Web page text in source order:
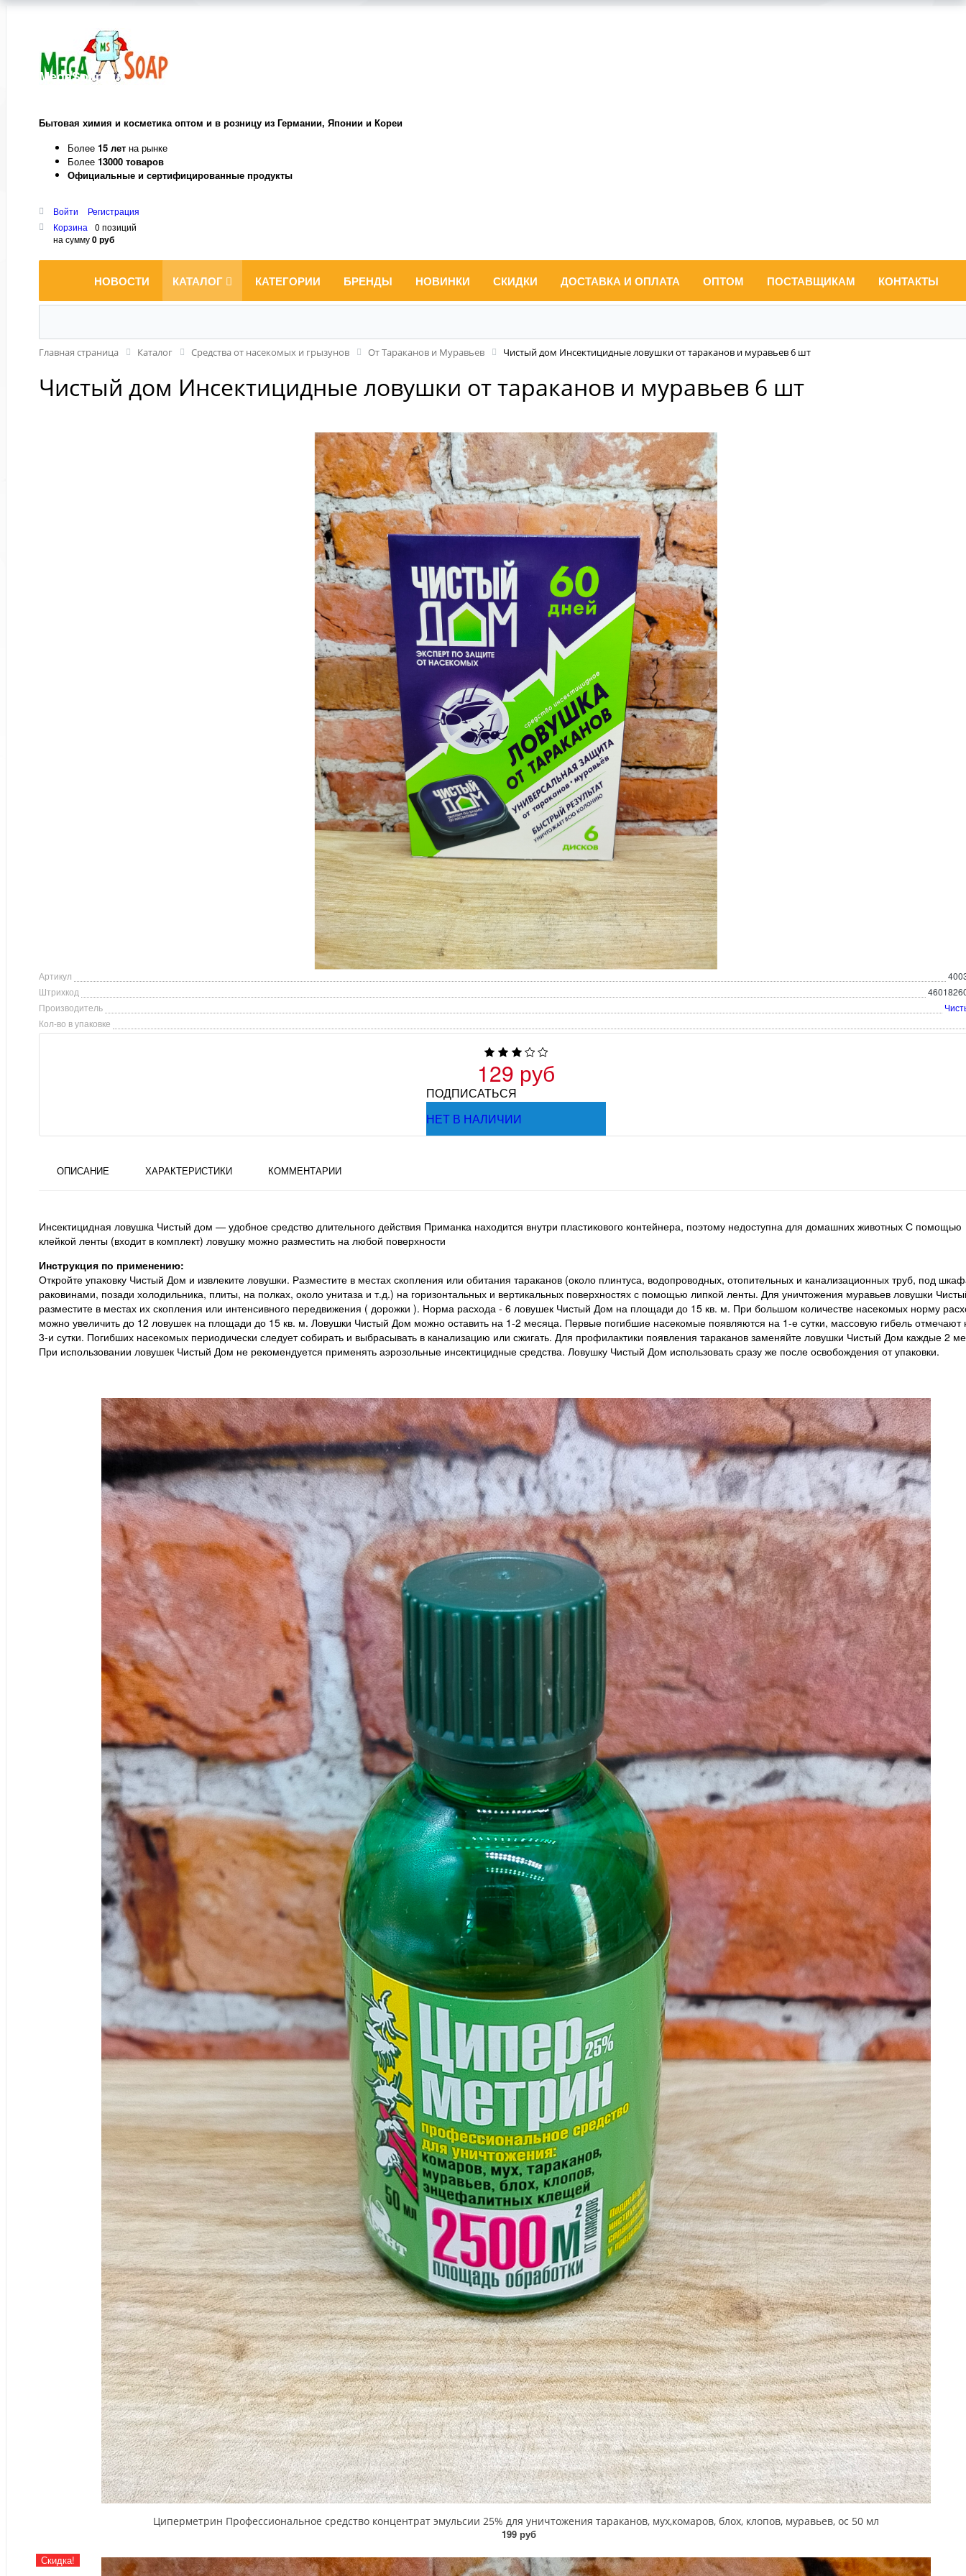
MegaSoap.ru
Бытовая химия и косметика оптом и в розницу из Германии, Японии и Кореи
Более 15 лет на рынке
Более 13000 товаров
Официальные и сертифицированные продукты
Войти
Регистрация
Корзина
0 позиций
на сумму0 руб
НОВОСТИ КАТАЛОГ КАТЕГОРИИ БРЕНДЫ НОВИНКИ СКИДКИ ДОСТАВКА И ОПЛАТА ОПТОМ ПОСТАВЩИКАМ КОНТАКТЫ
Главная страница Каталог Средства от насекомых и грызунов От Тараканов и Муравьев Чистый дом Инсектицидные ловушки от тараканов и муравьев 6 шт
Чистый дом Инсектицидные ловушки от тараканов и муравьев 6 шт
Артикул
Штрихкод
Производитель
Кол-во в упаковке
129 руб
ПОДПИСАТЬСЯ
НЕТ В НАЛИЧИИ
ОПИСАНИЕ ХАРАКТЕРИСТИКИ КОММЕНТАРИИ
Инсектицидная ловушка Чистый дом — удобное средство длительного действия Приманка находится внутри пластикового контейнера, поэтому недоступна для домашних животных С помощью
клейкой ленты (входит в комплект) ловушку можно разместить на любой поверхности
Инструкция по применению:
Откройте упаковку Чистый Дом и извлеките ловушки. Разместите в местах скопления или обитания тараканов (около плинтуса, водопроводных, отопительных и канализационных труб, под
раковинами, позади холодильника, плиты, на полках, около унитаза и т.д.) на горизонтальных и вертикальных поверхностях с помощью липкой ленты. Для уничтожения муравьев ловушки
разместите в местах их скопления или интенсивного передвижения ( дорожки ). Норма расхода - 6 ловушек Чистый Дом на площади до 15 кв. м. При большом количестве насекомых норму
можно увеличить до 12 ловушек на площади до 15 кв. м. Ловушки Чистый Дом можно оставить на 1-2 месяца. Первые погибшие насекомые появляются на 1-е сутки, массовую гибель отмечают
3-и сутки. Погибших насекомых периодически следует собирать и выбрасывать в канализацию или сжигать. Для профилактики появления тараканов заменяйте ловушки Чистый Дом каждые 2
При использовании ловушек Чистый Дом не рекомендуется применять аэрозольные инсектицидные средства. Ловушку Чистый Дом использовать сразу же после освобождения от упаковки.
Циперметрин Профессиональное средство концентрат эмульсии 25% для уничтожения тараканов, мух,комаров, блох, клопов, муравьев, ос 50 мл
199 руб
Скидка!